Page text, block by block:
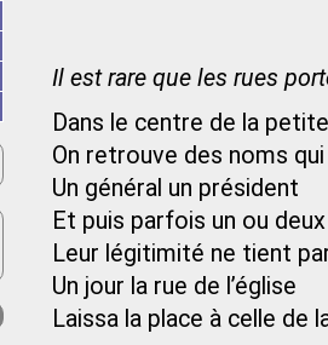
Il est rare que les rues
Dans le centre de la
On retrouve des noms
Un général un président
Et puis parfois un ou
Leur légitimité ne tient
Un jour la rue de l’église
Laissa la place à celle de